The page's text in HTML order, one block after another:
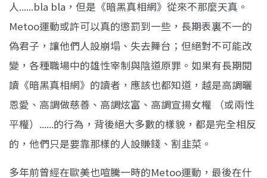
人......bla bla，但是《暗黑真相網》從來不那麼天真。
Metoo運動或許可以真的懲罰到一些，長期表裏不一的
偽君子，讓他們人設崩塌、失去舞台；但絕對不可能改
變，各種職場中的雄性宰制與陰道原罪。如果有長期閱
讀《暗黑真相網》的讀者，應該也都知道，越是高調曬
恩愛、高調做慈善、高調炫富、高調宣揚女權 （或兩性
平權）......的行為，背後絕大多數的樣貌，都是完全相反
的，他們只是要靠那樣的人設賺錢、割韭菜。
多年前曾經在歐美也喧騰一時的Metoo運動，最後在什